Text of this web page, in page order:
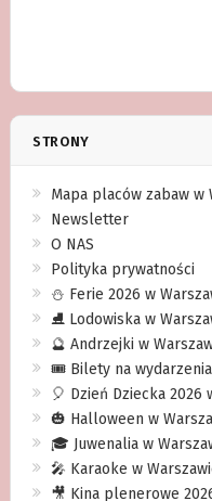
STRONY
Mapa placów zabaw w
Newsletter
O NAS
Polityka prywatności
⛄️ Ferie 2026 w
⛸ Lodowiska w
🔮 Andrzejki w
🎟️ Bilety na wydarzenia
🎈 Dzień Dziecka 2026
🎃 Halloween w
🎓 Juwenalia w
🎤 Karaoke w
🎥 Kina plenerowe